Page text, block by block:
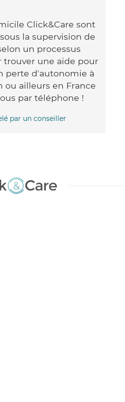
Click&Care sont
la supervision de
un processus
trouver une aide pour
perte d'autonomie à
ou ailleurs en France
par téléphone !
par un conseiller